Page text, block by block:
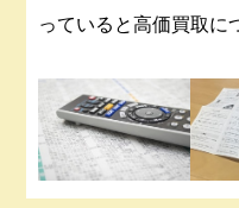
っていると高価買取に